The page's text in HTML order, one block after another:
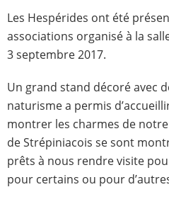
Les Hespérides ont été
associations organisé à la
3 septembre 2017.
Un grand stand décoré avec
naturisme a permis
montrer les charmes de
de Strépiniacois se sont
prêts à nous rendre visite
pour certains ou pour